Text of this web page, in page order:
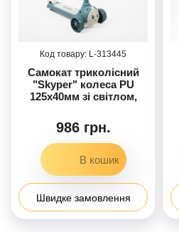
313445
Самокат триколісний
"Skyper" колеса PU
125х40мм зі світлом,
підсвічування
платформи, кермо
складне /6/
986 грн.
Швидке замовлення